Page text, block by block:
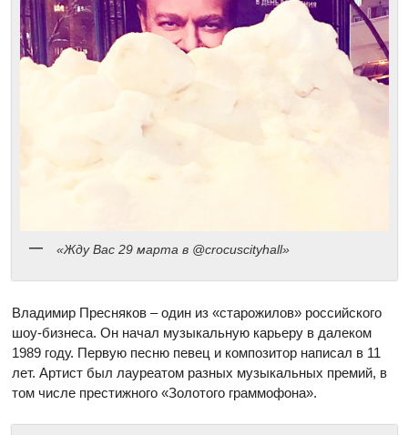
«Жду Вас 29 марта в @crocuscityhall»
Владимир Пресняков – один из «старожилов» российского
шоу-бизнеса. Он начал музыкальную карьеру в далеком
1989 году. Первую песню певец и композитор написал в 11
лет. Артист был лауреатом разных музыкальных премий, в
том числе престижного «Золотого граммофона».